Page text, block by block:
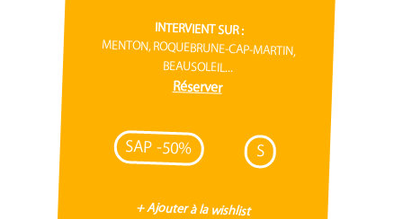
INTERVIENT SUR :
MENTON, ROQUEBRUNE-CAP-MARTIN,
BEAUSOLEIL...
Réserver
SAP -50% S
+ Ajouter à la wishlist